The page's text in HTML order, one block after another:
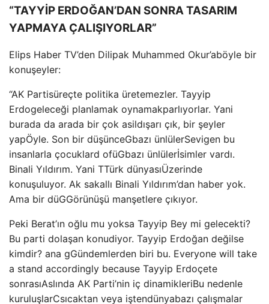
“TAYYİP ERDOĞAN’DAN SONRA TASARIM
YAPMAYA ÇALIŞIYORLAR”
Elips Haber TV’den Dilipak Muhammed Okur’aböyle bir
konuşeyler:
“AK Partisüreçte politika üretemezler. Tayyip
Erdogeleceği planlamak oynamakparlıyorlar. Yani
burada da arada bir çok asildışarı çık, bir şeyler
yapÖyle. Son bir düşünceGbazı ünlülerSevigen bu
insanlarla çocuklard ofüGbazı ünlülerİsimler vardı.
Binali Yıldırım. Yani TTürk dünyasıÜzerinde
konuşuluyor. Ak sakallı Binali Yıldırım’dan haber yok.
Ama bir düGGörünüşü manşetlere çıkıyor.
Peki Berat’ın oğlu mu yoksa Tayyip Bey mi gelecekti?
Bu parti dolaşan konudiyor. Tayyip Erdoğan değilse
kimdir? ana gGündemlerden biri bu. Everyone will take
a stand accordingly because Tayyip Erdoçete
sonrasıAslında AK Parti’nin iç dinamikleriBu nedenle
kuruluşlarCsıcaktan veya iştendünyabazı çalışmalar